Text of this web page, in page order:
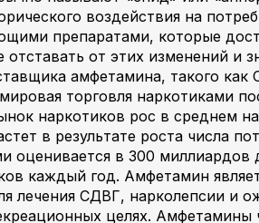
воздействия на
препаратами, которые
от этих изменений и
амфетамина, такого как
торговля наркотиками
наркотиков рос в среднем
в результате роста числа
оценивается в 300 миллиардов
каждый год. Амфетамин
лечения СДВГ, нарколепсии и
целях.